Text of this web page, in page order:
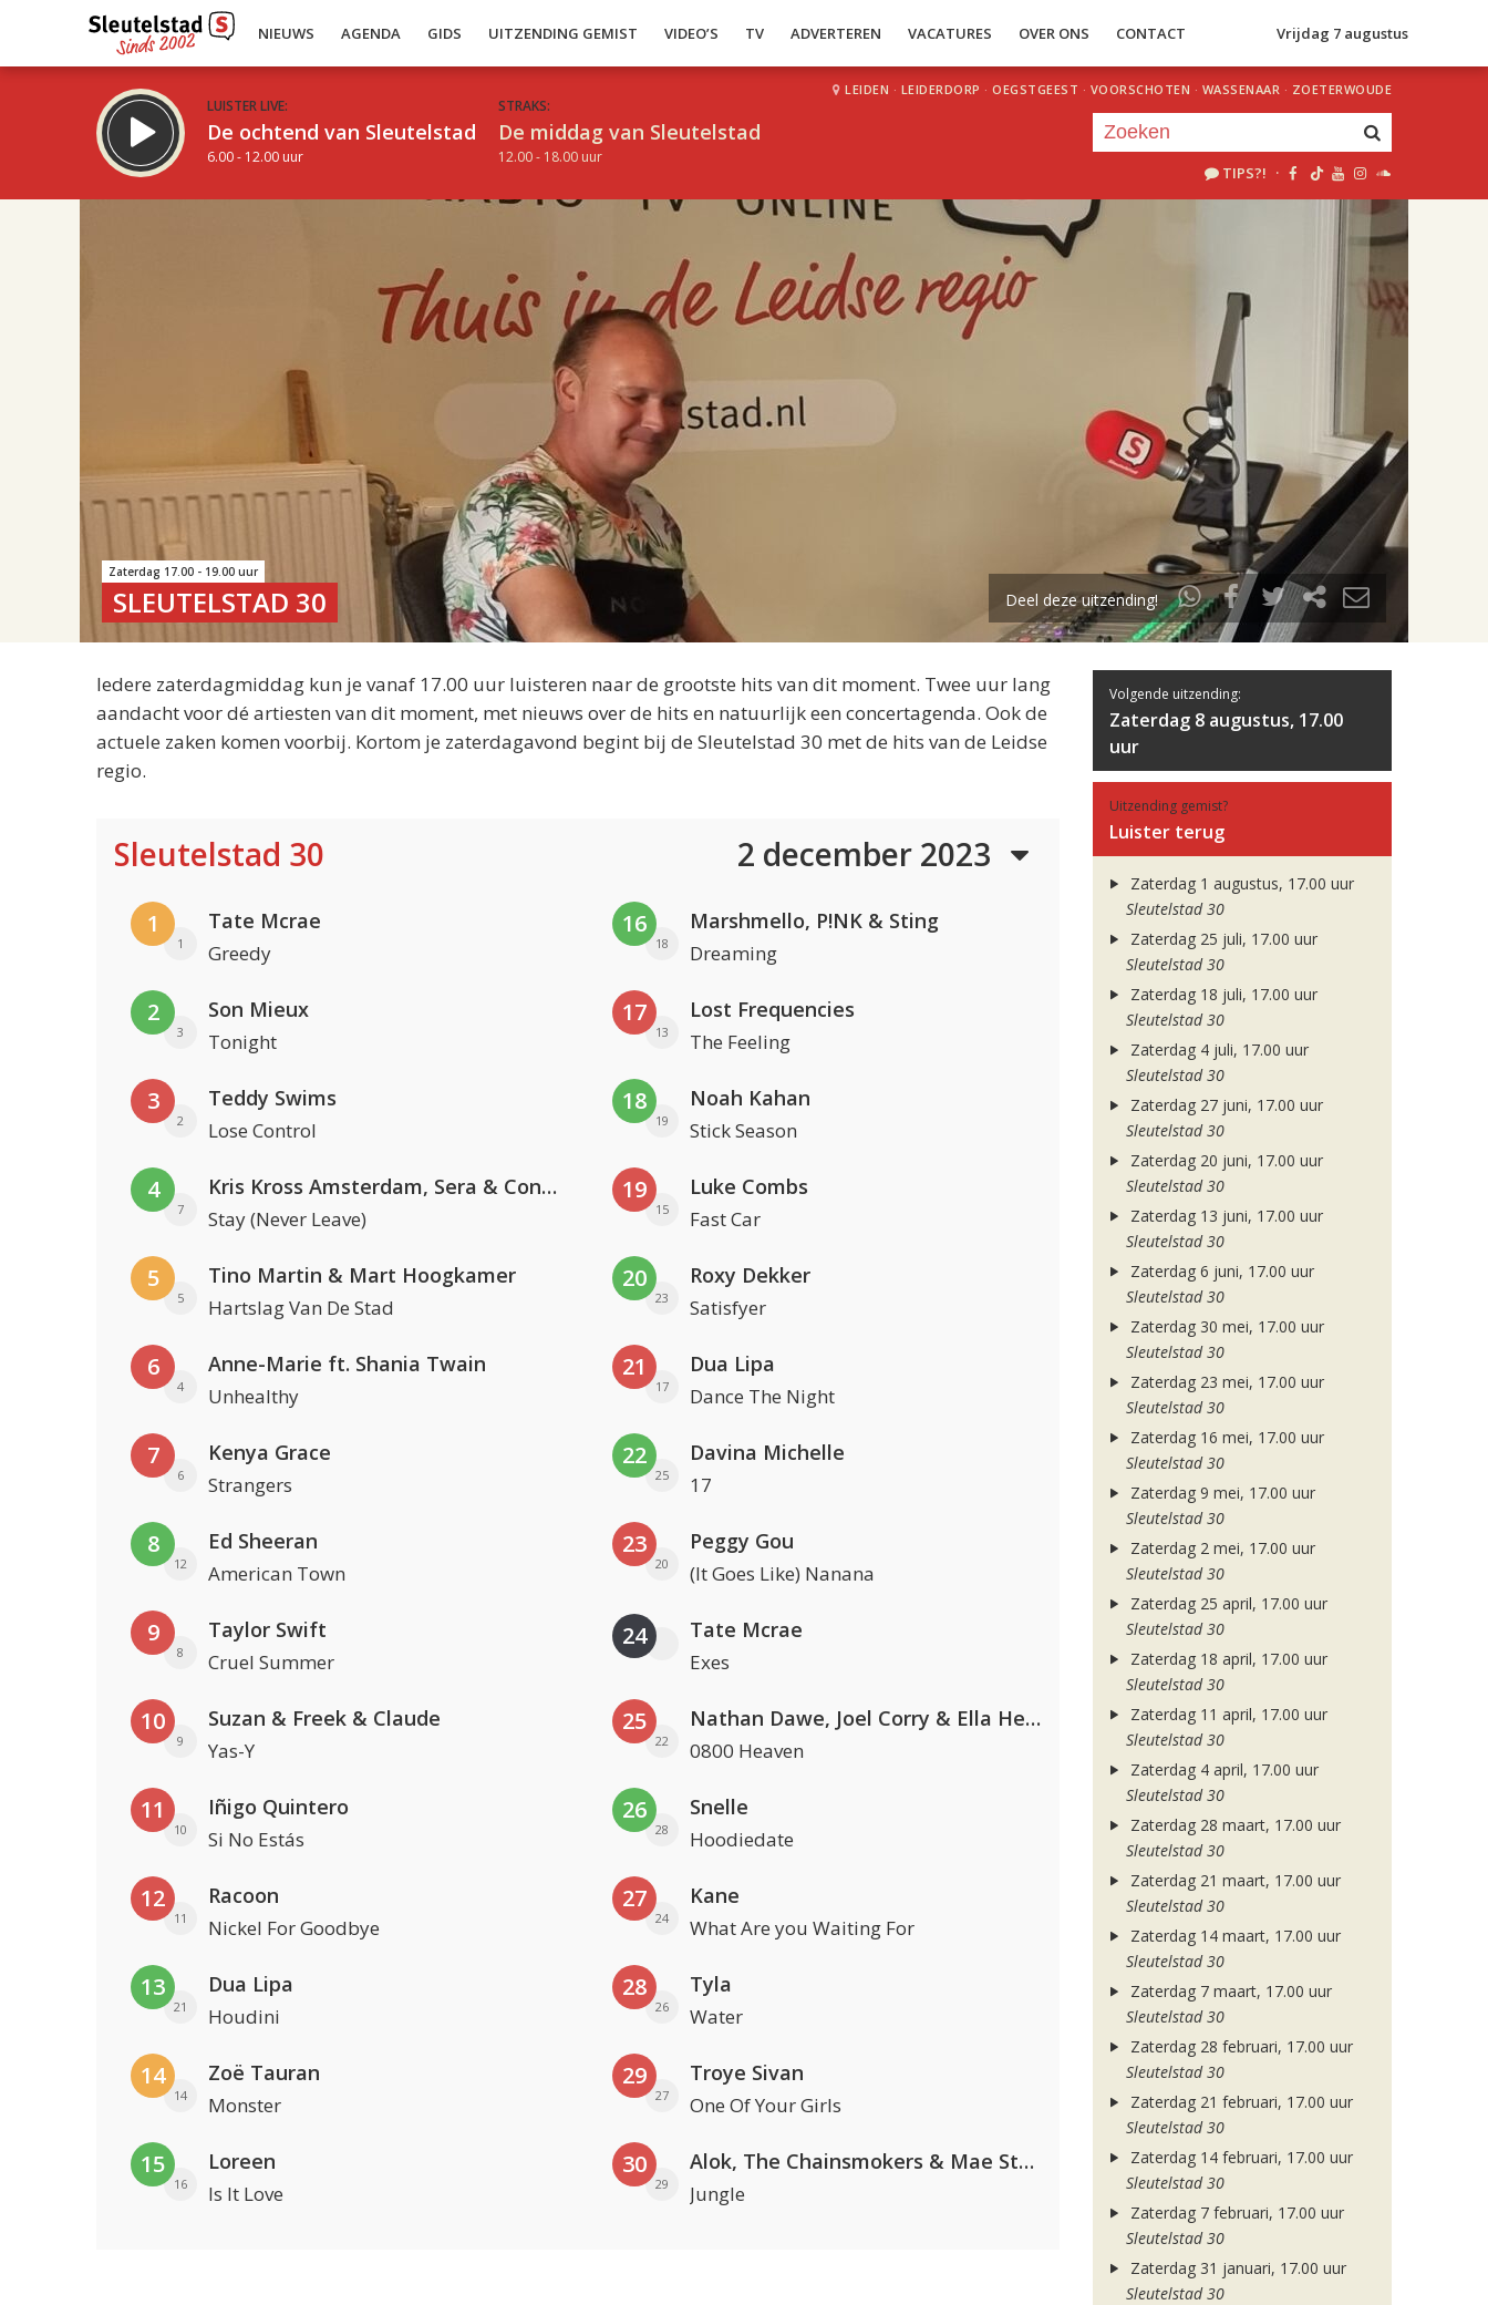
NIEUWS AGENDA GIDS UITZENDING GEMIST VIDEO’S TV ADVERTEREN VACATURES OVER ONS CONTACT Vrijdag 7 augustus
LUISTER LIVE:
De ochtend van Sleutelstad
6.00 - 12.00 uur
STRAKS:
De middag van Sleutelstad
12.00 - 18.00 uur
LEIDEN · LEIDERDORP · OEGSTGEEST · VOORSCHOTEN · WASSENAAR · ZOETERWOUDE
TIPS?! ·
uur 1 van 2
Volgend uur
Zaterdag 17.00 - 19.00 uur
SLEUTELSTAD 30 Deel deze uitzending!
Iedere zaterdagmiddag kun je vanaf 17.00 uur luisteren naar de grootste hits van dit moment. Twee uur lang
aandacht voor dé artiesten van dit moment, met nieuws over de hits en natuurlijk een concertagenda. Ook de
actuele zaken komen voorbij. Kortom je zaterdagavond begint bij de Sleutelstad 30 met de hits van de Leidse
regio.
Sleutelstad 30 2 december 2023
1
1
Tate Mcrae
Greedy
2
3
Son Mieux
Tonight
3
2
Teddy Swims
Lose Control
4
7
Kris Kross Amsterdam, Sera & Conor Maynard
Stay (Never Leave)
5
5
Tino Martin & Mart Hoogkamer
Hartslag Van De Stad
6
4
Anne-Marie ft. Shania Twain
Unhealthy
7
6
Kenya Grace
Strangers
8
12
Ed Sheeran
American Town
9
8
Taylor Swift
Cruel Summer
10
9
Suzan & Freek & Claude
Yas-Y
11
10
Iñigo Quintero
Si No Estás
12
11
Racoon
Nickel For Goodbye
13
21
Dua Lipa
Houdini
14
14
Zoë Tauran
Monster
15
16
Loreen
Is It Love
16
18
Marshmello, P!NK & Sting
Dreaming
17
13
Lost Frequencies
The Feeling
18
19
Noah Kahan
Stick Season
19
15
Luke Combs
Fast Car
20
23
Roxy Dekker
Satisfyer
21
17
Dua Lipa
Dance The Night
22
25
Davina Michelle
17
23
20
Peggy Gou
(It Goes Like) Nanana
24 Tate Mcrae
Exes
25
22
Nathan Dawe, Joel Corry & Ella Henderson
0800 Heaven
26
28
Snelle
Hoodiedate
27
24
Kane
What Are you Waiting For
28
26
Tyla
Water
29
27
Troye Sivan
One Of Your Girls
30
29
Alok, The Chainsmokers & Mae Stephens
Jungle
Volgende uitzending:
Zaterdag 8 augustus, 17.00
uur
Uitzending gemist?
Luister terug
Zaterdag 1 augustus, 17.00 uur
Sleutelstad 30
Zaterdag 25 juli, 17.00 uur
Sleutelstad 30
Zaterdag 18 juli, 17.00 uur
Sleutelstad 30
Zaterdag 4 juli, 17.00 uur
Sleutelstad 30
Zaterdag 27 juni, 17.00 uur
Sleutelstad 30
Zaterdag 20 juni, 17.00 uur
Sleutelstad 30
Zaterdag 13 juni, 17.00 uur
Sleutelstad 30
Zaterdag 6 juni, 17.00 uur
Sleutelstad 30
Zaterdag 30 mei, 17.00 uur
Sleutelstad 30
Zaterdag 23 mei, 17.00 uur
Sleutelstad 30
Zaterdag 16 mei, 17.00 uur
Sleutelstad 30
Zaterdag 9 mei, 17.00 uur
Sleutelstad 30
Zaterdag 2 mei, 17.00 uur
Sleutelstad 30
Zaterdag 25 april, 17.00 uur
Sleutelstad 30
Zaterdag 18 april, 17.00 uur
Sleutelstad 30
Zaterdag 11 april, 17.00 uur
Sleutelstad 30
Zaterdag 4 april, 17.00 uur
Sleutelstad 30
Zaterdag 28 maart, 17.00 uur
Sleutelstad 30
Zaterdag 21 maart, 17.00 uur
Sleutelstad 30
Zaterdag 14 maart, 17.00 uur
Sleutelstad 30
Zaterdag 7 maart, 17.00 uur
Sleutelstad 30
Zaterdag 28 februari, 17.00 uur
Sleutelstad 30
Zaterdag 21 februari, 17.00 uur
Sleutelstad 30
Zaterdag 14 februari, 17.00 uur
Sleutelstad 30
Zaterdag 7 februari, 17.00 uur
Sleutelstad 30
Zaterdag 31 januari, 17.00 uur
Sleutelstad 30